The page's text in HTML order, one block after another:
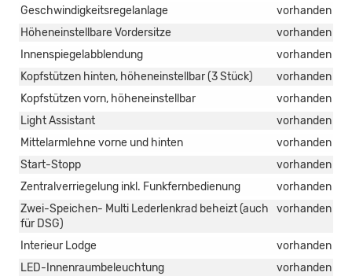
Geschwindigkeitsregelanlage
vorhanden
Höheneinstellbare Vordersitze
vorhanden
Innenspiegelabblendung
vorhanden
Kopfstützen hinten, höheneinstellbar (3 Stück)
vorhanden
Kopfstützen vorn, höheneinstellbar
vorhanden
Light Assistant
vorhanden
Mittelarmlehne vorne und hinten
vorhanden
Start-Stopp
vorhanden
Zentralverriegelung inkl. Funkfernbedienung
vorhanden
Zwei-Speichen- Multi Lederlenkrad beheizt (auch
für DSG)
vorhanden
Interieur Lodge
vorhanden
LED-Innenraumbeleuchtung
vorhanden